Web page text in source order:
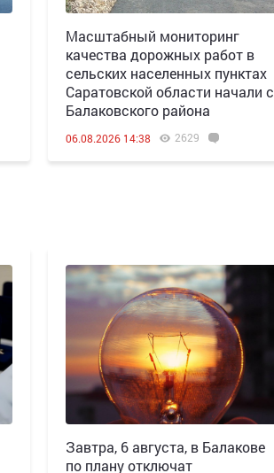
Масштабный мониторинг
качества дорожных работ в
сельских населенных пунктах
Саратовской области начали с
Балаковского района
06.08.2026 14:38 2629
Завтра, 6 августа, в Балакове
по плану отключат